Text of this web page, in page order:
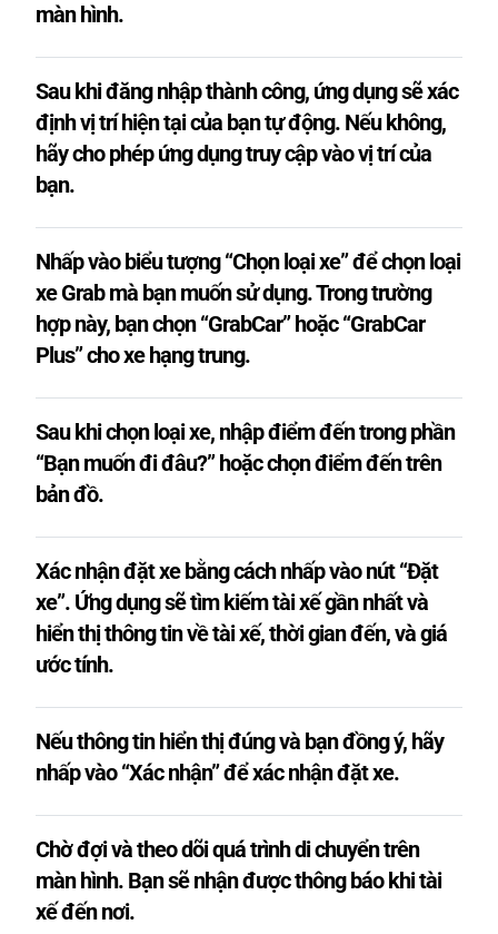
màn hình.
Sau khi đăng nhập thành công, ứng dụng sẽ xác
định vị trí hiện tại của bạn tự động. Nếu không,
hãy cho phép ứng dụng truy cập vào vị trí của
bạn.
Nhấp vào biểu tượng “Chọn loại xe” để chọn loại
xe Grab mà bạn muốn sử dụng. Trong trường
hợp này, bạn chọn “GrabCar” hoặc “GrabCar
Plus” cho xe hạng trung.
Sau khi chọn loại xe, nhập điểm đến trong phần
“Bạn muốn đi đâu?” hoặc chọn điểm đến trên
bản đồ.
Xác nhận đặt xe bằng cách nhấp vào nút “Đặt
xe”. Ứng dụng sẽ tìm kiếm tài xế gần nhất và
hiển thị thông tin về tài xế, thời gian đến, và giá
ước tính.
Nếu thông tin hiển thị đúng và bạn đồng ý, hãy
nhấp vào “Xác nhận” để xác nhận đặt xe.
Chờ đợi và theo dõi quá trình di chuyển trên
màn hình. Bạn sẽ nhận được thông báo khi tài
xế đến nơi.